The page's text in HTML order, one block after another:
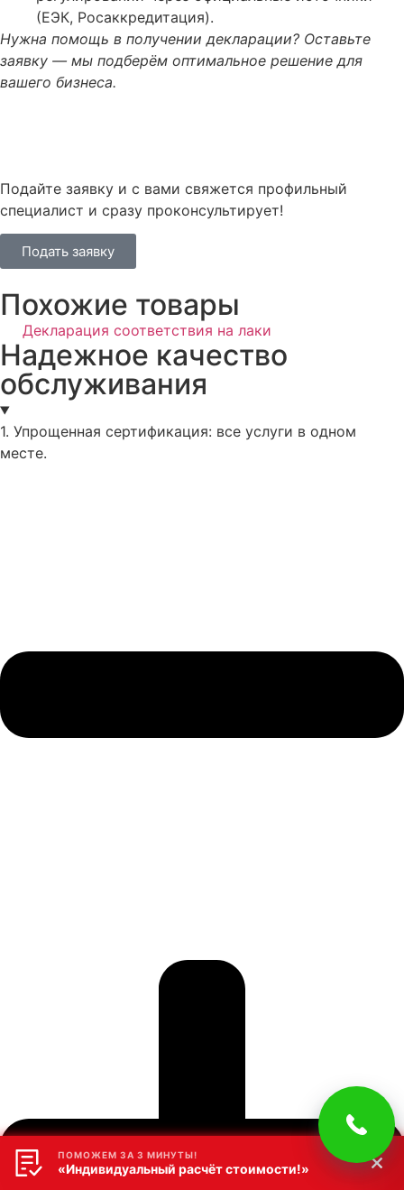
(ЕЭК, Росаккредитация).
Нужна помощь в получении декларации? Оставьте
заявку — мы подберём оптимальное решение для
вашего бизнеса.
Подайте заявку и с вами свяжется профильный
специалист и сразу проконсультирует!
Подать заявку
Похожие товары
Декларация соответствия на лаки
Надежное качество
обслуживания
1. Упрощенная сертификация: все услуги в одном
месте.
ПОМОЖЕМ ЗА 3 МИНУТЫ!
«Индивидуальный расчёт стоимости!»